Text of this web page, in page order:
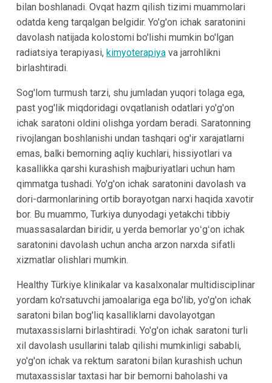
bilan boshlanadi. Ovqat hazm qilish tizimi muammolari
odatda keng tarqalgan belgidir. Yo'g'on ichak saratonini
davolash natijada kolostomi bo'lishi mumkin bo'lgan
radiatsiya terapiyasi, kimyoterapiyava jarrohlikni
birlashtiradi.
Sog'lom turmush tarzi, shu jumladan yuqori tolaga ega,
past yog'lik miqdoridagi ovqatlanish odatlari yo'g'on
ichak saratoni oldini olishga yordam beradi. Saratonning
rivojlangan boshlanishi undan tashqari og'ir xarajatlarni
emas, balki bemorning aqliy kuchlari, hissiyotlari va
kasallikka qarshi kurashish majburiyatlari uchun ham
qimmatga tushadi. Yo'g'on ichak saratonini davolash va
dori-darmonlarining ortib borayotgan narxi haqida xavotir
bor. Bu muammo, Turkiya dunyodagi yetakchi tibbiy
muassasalardan biridir, u yerda bemorlar yoʻgʻon ichak
saratonini davolash uchun ancha arzon narxda sifatli
xizmatlar olishlari mumkin.
Healthy Türkiye klinikalar va kasalxonalar multidisciplinar
yordam ko'rsatuvchi jamoalariga ega bo'lib, yo'g'on ichak
saratoni bilan bog'liq kasalliklarni davolayotgan
mutaxassislarni birlashtiradi. Yo'g'on ichak saratoni turli
xil davolash usullarini talab qilishi mumkinligi sababli,
yo'g'on ichak va rektum saratoni bilan kurashish uchun
mutaxassislar taxtasi har bir bemorni baholashi va